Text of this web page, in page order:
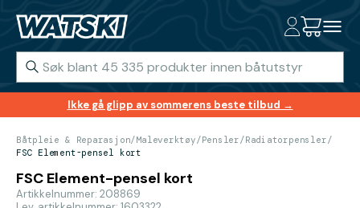
Ikke gå glipp av sommerens beste tilbud →
Båtpleie & Reparasjon/Maleverktøy/Pensler/Radiatorpensler/
FSC Element-pensel kort
FSC Element-pensel kort
Artikkelnummer: 208869